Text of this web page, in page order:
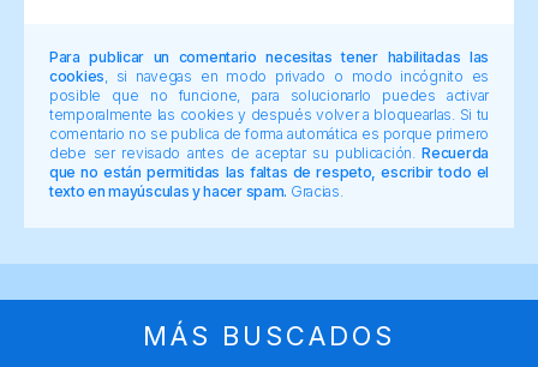
Para publicar un comentario necesitas tener habilitadas las
cookies , si navegas en modo privado o modo incógnito es
posible que no funcione, para solucionarlo puedes activar
temporalmente las cookies y después volver a bloquearlas. Si tu
comentario no se publica de forma automática es porque primero
debe ser revisado antes de aceptar su publicación.Recuerda
que no están permitidas las faltas de respeto, escribir todo el
texto en mayúsculas y hacer spam. Gracias.
MÁS BUSCADOS